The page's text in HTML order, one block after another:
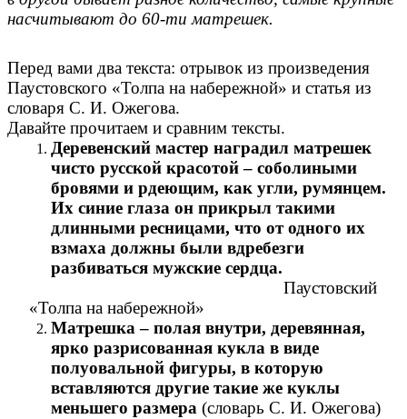
насчитывают до 60-ти матрешек.
Перед вами два текста: отрывок из произведения
Паустовского «Толпа на набережной» и статья из
словаря С. И. Ожегова.
Давайте прочитаем и сравним тексты.
Деревенский мастер наградил матрешек
чисто русской красотой – соболиными
бровями и рдеющим, как угли, румянцем.
Их синие глаза он прикрыл такими
длинными ресницами, что от одного их
взмаха должны были вдребезги
разбиваться мужские сердца.
Паустовский
«Толпа на набережной»
Матрешка – полая внутри, деревянная,
ярко разрисованная кукла в виде
полуовальной фигуры, в которую
вставляются другие такие же куклы
меньшего размера (словарь С. И. Ожегова)